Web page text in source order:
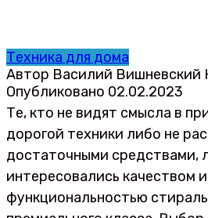
Техника для дома
Автор Василий Вишневский
Опубликовано 02.02.2023
Те, кто не видят смысла в
дорогой техники либо не
достаточными средствами,
интересовались качеством и
функциональностью